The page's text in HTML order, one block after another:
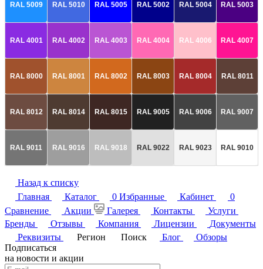
RAL 5009 RAL 5010 RAL 5005 RAL 5002 RAL 5004 RAL 5003
RAL 4001 RAL 4002 RAL 4003 RAL 4004 RAL 4006 RAL 4007
RAL 8000 RAL 8001 RAL 8002 RAL 8003 RAL 8004 RAL 8011
RAL 8012 RAL 8014 RAL 8015 RAL 9005 RAL 9006 RAL 9007
RAL 9011 RAL 9016 RAL 9018 RAL 9022 RAL 9023 RAL 9010
Назад к списку
Главная
Каталог 0 Избранные Кабинет
0
Сравнение
Акции Галерея Контакты
Услуги
Бренды
Отзывы Компания Лицензии
Документы
Реквизиты
Регион Поиск Блог
Обзоры
Подписаться
на новости и акции